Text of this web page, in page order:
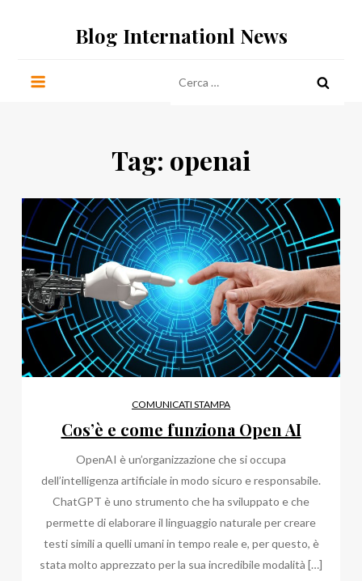
Blog Internationl News
per:
Tag: openai
COMUNICATI STAMPA
Cos’è e come funziona Open AI
OpenAI è un’organizzazione che si occupa
dell’intelligenza artificiale in modo sicuro e responsabile.
ChatGPT è uno strumento che ha sviluppato e che
permette di elaborare il linguaggio naturale per creare
testi simili a quelli umani in tempo reale e, per questo, è
stata molto apprezzato per la sua incredibile modalità […]